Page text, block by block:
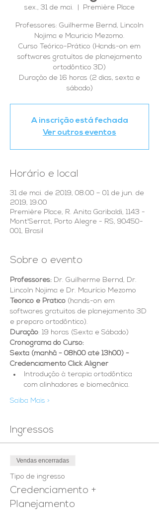
sex., 31 de mai. Première Place
Professores: Guilherme Bernd, Lincoln
Nojima e Mauricio Mezomo.
Curso Teórico-Prático (Hands-on em
softwares gratuítos de planejamento
ortodôntico 3D)
Duração de 16 horas (2 dias, sexta e
sábado)
A inscrição está fechada
Ver outros eventos
Horário e local
31 de mai. de 2019, 08:00 – 01 de jun. de
2019, 19:00
Première Place, R. Anita Garibaldi, 1143 -
Mont'Serrat, Porto Alegre - RS, 90450-
001, Brasil
Sobre o evento
Professores: Dr. Guilherme Bernd, Dr.
Lincoln Nojima e Dr. Maurício Mezomo
Teórico e Prático (hands-on em
softwares gratuitos de planejamento 3D
e preparo ortodôntico).
Duração: 19 horas (Sexta e Sábado)
Cronograma do Curso:
Sexta (manhã - 08h00 até 13h00) -
Credenciamento Click Aligner
Introdução à terapia ortodôntica
com alinhadores e biomecânica.
Saiba Mais >
Ingressos
Vendas encerradas
Tipo de ingresso
Credenciamento +
Planejamento